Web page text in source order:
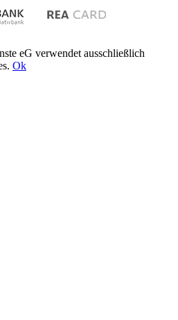
eG verwendet ausschließlich
Ok